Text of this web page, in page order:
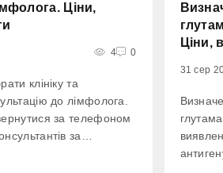
Ціни,
4 0
клініку та
до лімфолога.
за телефоном
за
Ціни,
31 сер